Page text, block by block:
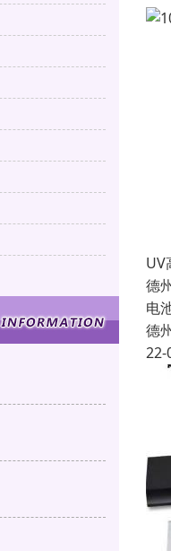
UV
德
电
德
22-